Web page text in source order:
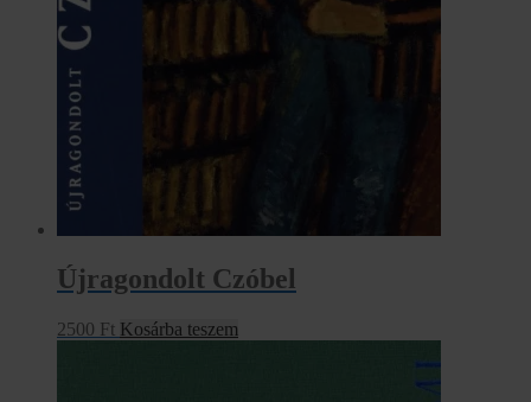
Újragondolt Czóbel
2500 Ft Kosárba teszem